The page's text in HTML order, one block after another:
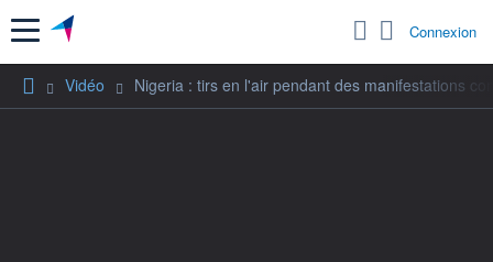
Menu Connexion
Vidéo Nigeria : tirs en l'air pendant des manifestations